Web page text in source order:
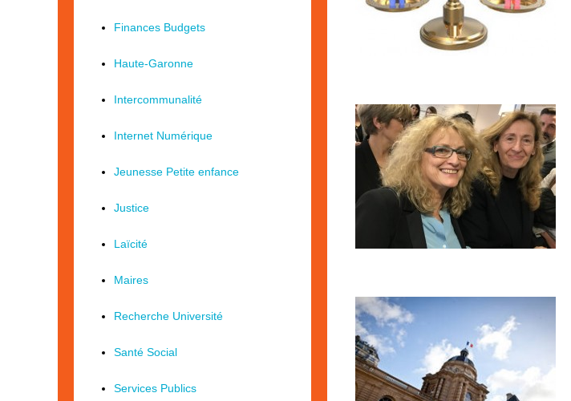
Finances Budgets
Haute-Garonne
Intercommunalité
Internet Numérique
Jeunesse Petite enfance
Justice
Laïcité
Maires
Recherche Université
Santé Social
Services Publics